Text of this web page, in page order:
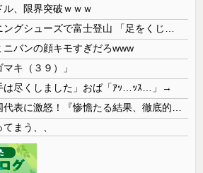
ル、限界突破ｗｗｗ
ニバンの顔キモすぎだろwww
キ（３９）」
は尽くしました」おば「ｱｯ…ｯｽ…」→
まう、、